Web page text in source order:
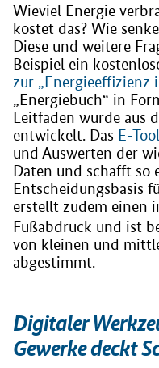
Wieviel Energie
kostet das? Wie
Diese und weitere
Beispiel ein
zur „Energieeffizienz
„Energiebuch“ in
Leitfaden wurde aus
entwickelt. Das E-Tool
und Auswerten der
Daten und schafft so
Entscheidungsbasis
erstellt zudem einen
Fußabdruck und ist
von kleinen und
abgestimmt.
Digitaler
Gewerke deckt